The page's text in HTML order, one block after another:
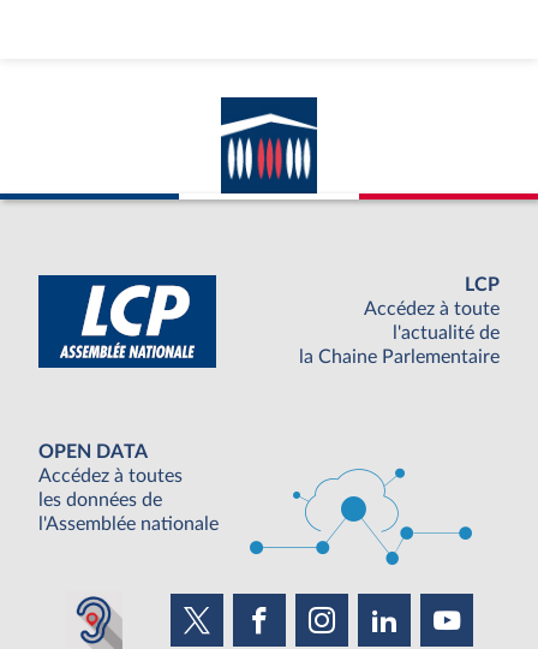
LCP
Accédez à toute
l'actualité de
la Chaine Parlementaire
OPEN DATA
Accédez à toutes
les données de
l'Assemblée nationale